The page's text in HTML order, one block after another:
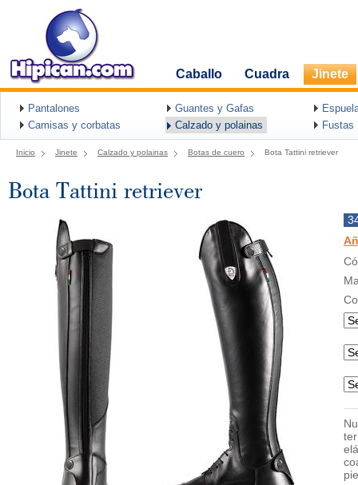
Caballo Cuadra Jinete
Pantalones Guantes y Gafas
Camisas y corbatas
Calzado y polainas Fustas
Inicio Jinete Calzado y polainas Botas de cuero Bota Tattini retriever
Bota Tattini retriever